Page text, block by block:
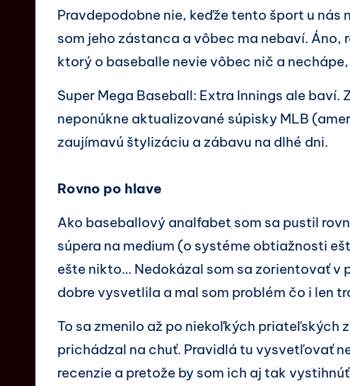
Pravdepodobne nie, keďže tento šport u nás
som jeho zástanca a vôbec ma nebaví. Áno,
ktorý o baseballe nevie vôbec nič a
Super Mega Baseball: Extra Innings ale
neponúkne aktualizované súpisky MLB
zaujímavú štylizáciu a zábavu na dlhé dni.
Rovno po hlave
Ako baseballový analfabet som sa pustil
súpera na medium (o systéme obtiažnosti
ešte nikto… Nedokázal som sa zorientovať v
dobre vysvetlila a mal som problém čo i len
To sa zmenilo až po niekoľkých priateľských
prichádzal na chuť. Pravidlá tu vysvetľovať
recenzie a pretože by som ich aj tak